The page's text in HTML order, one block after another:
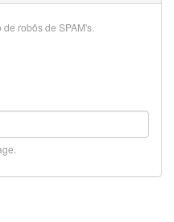
robôs de SPAM's.